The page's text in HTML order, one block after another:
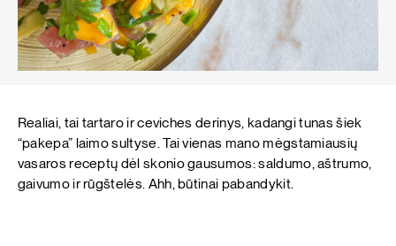
Realiai, tai tartaro ir ceviches derinys, kadangi tunas šiek
“pakepa” laimo sultyse. Tai vienas mano mėgstamiausių
vasaros receptų dėl skonio gausumos: saldumo, aštrumo,
gaivumo ir rūgštelės. Ahh, būtinai pabandykit.